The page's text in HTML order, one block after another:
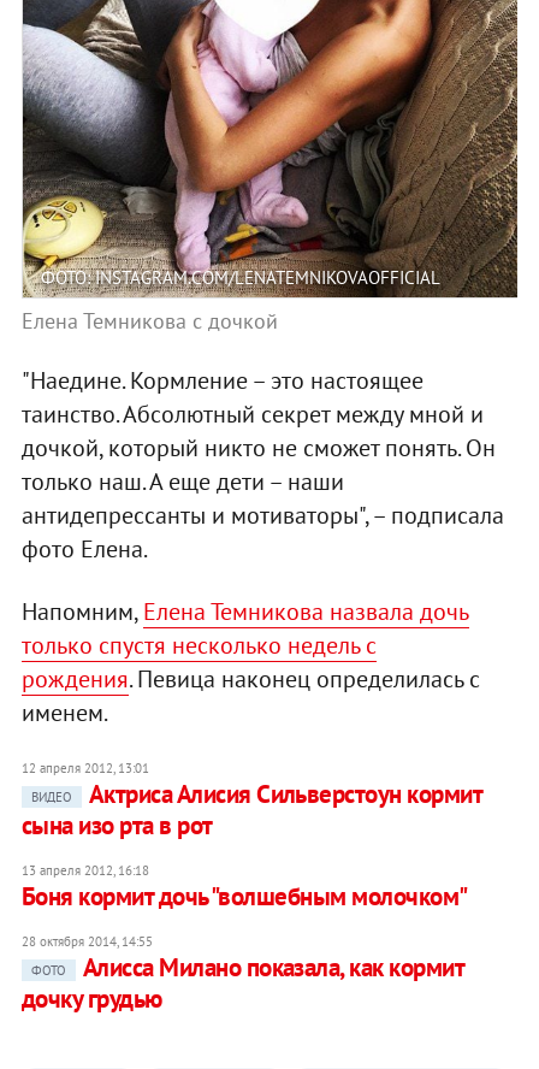
ФОТО: INSTAGRAM.COM/LENATEMNIKOVAOFFICIAL
Елена Темникова с дочкой
"Наедине. Кормление – это настоящее
таинство. Абсолютный секрет между мной и
дочкой, который никто не сможет понять. Он
только наш. А еще дети – наши
антидепрессанты и мотиваторы", – подписала
фото Елена.
Напомним,Елена Темникова назвала дочь
только спустя несколько недель с
рождения. Певица наконец определилась с
именем.
12 апреля 2012, 13:01
ВИДЕО
Актриса Алисия Сильверстоун кормит
сына изо рта в рот
13 апреля 2012, 16:18
Боня кормит дочь "волшебным молочком"
28 октября 2014, 14:55
ФОТО
Алисса Милано показала, как кормит
дочку грудью